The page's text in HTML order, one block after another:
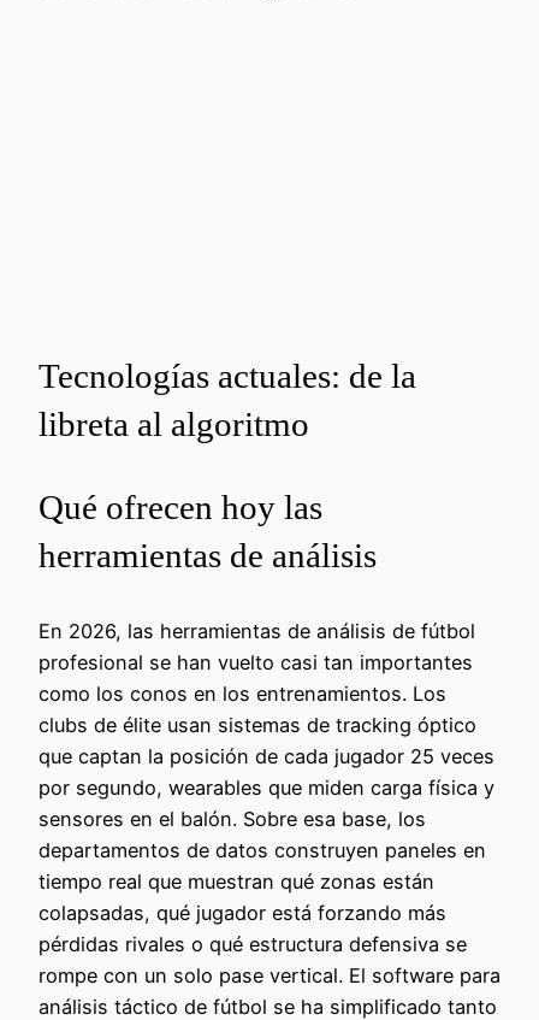
Tecnologías actuales: de la
libreta al algoritmo
Qué ofrecen hoy las
herramientas de análisis
En 2026, las herramientas de análisis de fútbol
profesional se han vuelto casi tan importantes
como los conos en los entrenamientos. Los
clubs de élite usan sistemas de tracking óptico
que captan la posición de cada jugador 25 veces
por segundo, wearables que miden carga física y
sensores en el balón. Sobre esa base, los
departamentos de datos construyen paneles en
tiempo real que muestran qué zonas están
colapsadas, qué jugador está forzando más
pérdidas rivales o qué estructura defensiva se
rompe con un solo pase vertical. El software para
análisis táctico de fútbol se ha simplificado tanto